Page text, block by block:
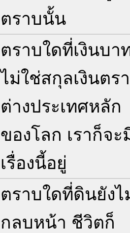
ตราบนั้น
ตราบใดที่เงินบา
ไม่ใช่สกุลเงินตรา
ต่างประเทศหลัก
ของโลก เราก็จะ
เรื่องนี้อยู่
ตราบใดที่ดินยังไ
กลบหน้า ชีวิตก็